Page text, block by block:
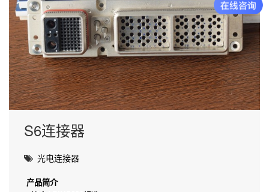
S6连接器
光电连接器
产品简介